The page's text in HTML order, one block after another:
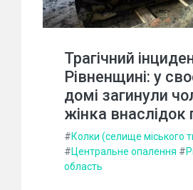
Трагічний
Рівненщині: у
домі загинули
жінка внаслідок
#Колки (селище міського
#Центральне опалення #
область